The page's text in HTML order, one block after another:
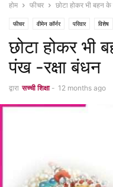
होम फीचर छोटा होकर भी बहन
फीचर वीमेन कॉर्नर परिवार विशेष
छोटा होकर भी
पंख -रक्षा बंधन
द्वारा सच्ची शिक्षा - 12 months ago